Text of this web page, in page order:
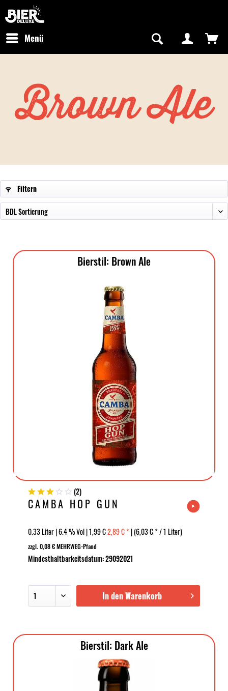
Kostenfreier Versand in Deutschland
Menü
Brown Ale
Filtern
Bierstil: Brown Ale
(2)
CAMBA HOP GUN
0.33 Liter | 6.4 % Vol | 1,99 €2,89 € *| (6,03 € * / 1 Liter)
zzgl. 0,08 € MEHRWEG-Pfand
Mindesthaltbarkeitsdatum: 29092021
In den Warenkorb
Bierstil: Dark Ale